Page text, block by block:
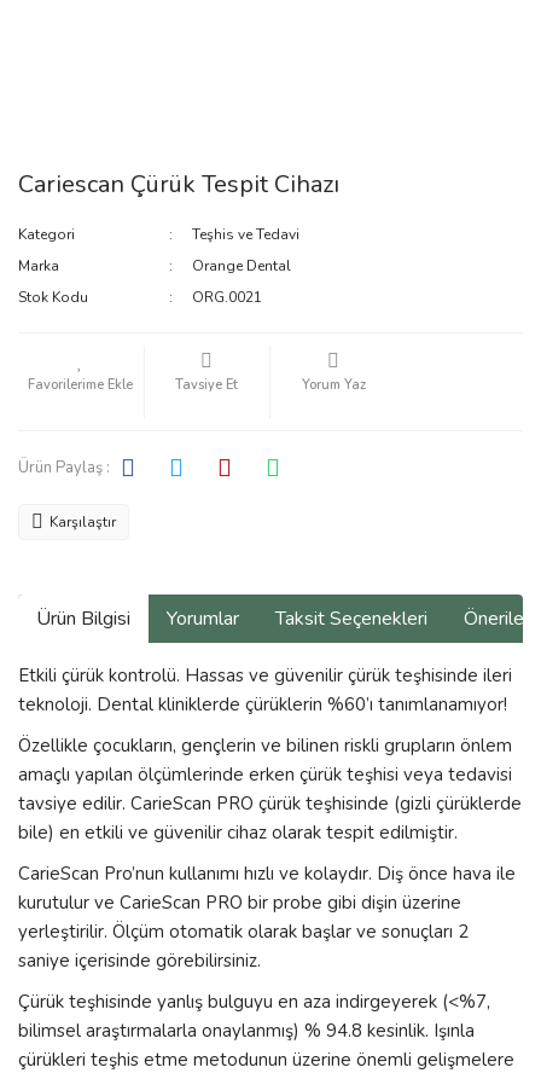
Cariescan Çürük Tespit Cihazı
Kategori
Teşhis ve Tedavi
Marka
Orange Dental
Stok Kodu
ORG.0021
Tavsiye Et Yorum Yaz
Ürün Paylaş :
Karşılaştır
Ürün Bilgisi Yorumlar Taksit Seçenekleri
Etkili çürük kontrolü. Hassas ve güvenilir çürük teşhisinde ileri
teknoloji. Dental kliniklerde çürüklerin %60’ı tanımlanamıyor!
Özellikle çocukların, gençlerin ve bilinen riskli grupların önlem
amaçlı yapılan ölçümlerinde erken çürük teşhisi veya tedavisi
tavsiye edilir. CarieScan PRO çürük teşhisinde (gizli çürüklerde
bile) en etkili ve güvenilir cihaz olarak tespit edilmiştir.
CarieScan Pro’nun kullanımı hızlı ve kolaydır. Diş önce hava ile
kurutulur ve CarieScan PRO bir probe gibi dişin üzerine
yerleştirilir. Ölçüm otomatik olarak başlar ve sonuçları 2
saniye içerisinde görebilirsiniz.
Çürük teşhisinde yanlış bulguyu en aza indirgeyerek (<%7,
bilimsel araştırmalarla onaylanmış) % 94.8 kesinlik. Işınla
çürükleri teşhis etme metodunun üzerine önemli gelişmelere